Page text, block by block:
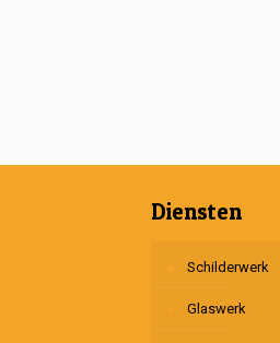
Diensten
Schilderwerk
Glaswerk